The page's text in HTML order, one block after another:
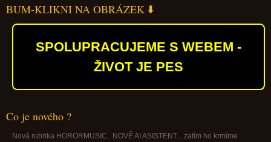
BUM-KLIKNI NA OBRÁZEK ⬇️
SPOLUPRACUJEME S WEBEM -
ŽIVOT JE PES
Co je nového ?
Nová rubrika HORORMUSIC.. NOVĚ AI ASISTENT... zatím ho krmíme